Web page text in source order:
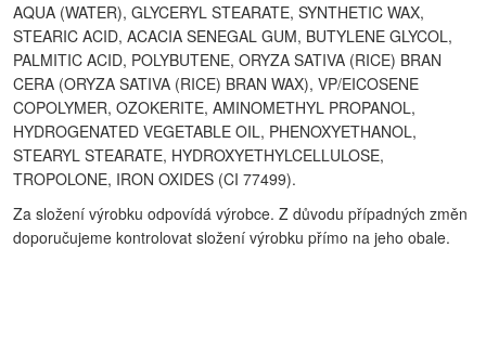
AQUA (WATER), GLYCERYL STEARATE, SYNTHETIC WAX,
STEARIC ACID, ACACIA SENEGAL GUM, BUTYLENE GLYCOL,
PALMITIC ACID, POLYBUTENE, ORYZA SATIVA (RICE) BRAN
CERA (ORYZA SATIVA (RICE) BRAN WAX), VP/EICOSENE
COPOLYMER, OZOKERITE, AMINOMETHYL PROPANOL,
HYDROGENATED VEGETABLE OIL, PHENOXYETHANOL,
STEARYL STEARATE, HYDROXYETHYLCELLULOSE,
TROPOLONE, IRON OXIDES (CI 77499).
Za složení výrobku odpovídá výrobce. Z důvodu případných změn
doporučujeme kontrolovat složení výrobku přímo na jeho obale.